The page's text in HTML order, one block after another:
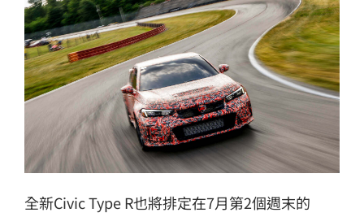
全新Civic Type R也將排定在7月第2個週末的